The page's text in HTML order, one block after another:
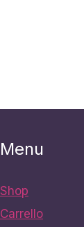
Menu
Shop
Carrello